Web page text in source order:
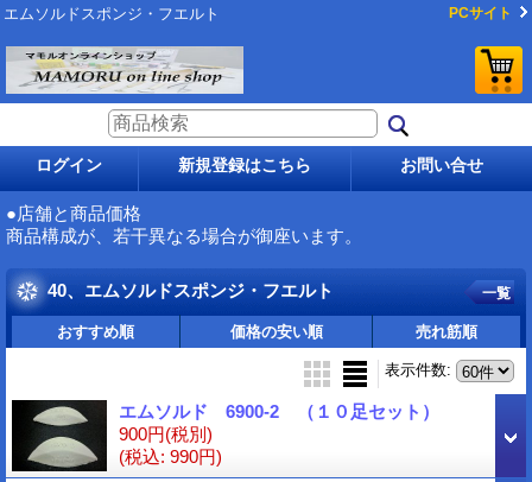
エムソルドスポンジ・フエルト PCサイト
ログイン 新規登録はこちら お問い合せ
●店舗と商品価格
商品構成が、若干異なる場合が御座います。
40、エムソルドスポンジ・フエルト 一覧
おすすめ順 価格の安い順 売れ筋順
表示件数:
エムソルド 6900-2 （１０足セット）
900円(税別)
(税込: 990円)